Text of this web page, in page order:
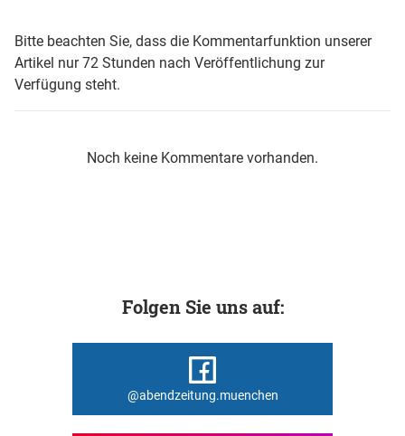
Bitte beachten Sie, dass die Kommentarfunktion unserer
Artikel nur 72 Stunden nach Veröffentlichung zur
Verfügung steht.
Noch keine Kommentare vorhanden.
Folgen Sie uns auf:
@abendzeitung.muenchen